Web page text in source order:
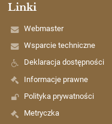
Linki
Webmaster
Wsparcie techniczne
Deklaracja dostępności
Informacje prawne
Polityka prywatności
Metryczka